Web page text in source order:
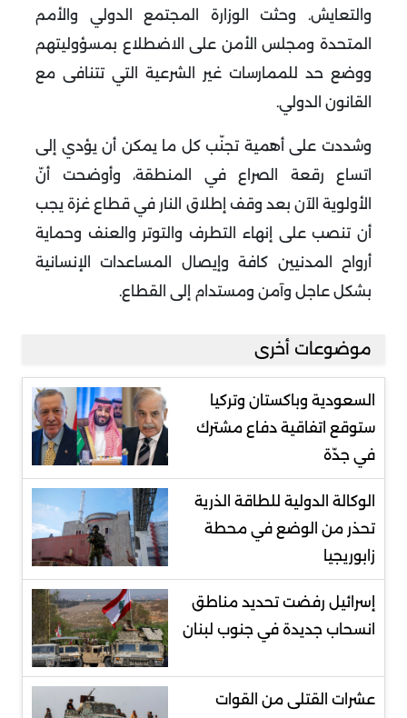
والتعايش.
وحثت الوزارة المجتمع الدولي والأمم
المتحدة ومجلس الأمن على الاضطلاع بمسؤوليتهم
ووضع حد للممارسات غير الشرعية التي تتنافى مع
القانون الدولي.
وشددت على أهمية تجنّب كل ما يمكن أن يؤدي إلى
اتساع رقعة الصراع في المنطقة، وأوضحت أنّ
الأولوية الآن بعد وقف إطلاق النار في قطاع غزة يجب
أن تنصب على إنهاء التطرف والتوتر والعنف وحماية
أرواح المدنيين كافة وإيصال المساعدات الإنسانية
بشكل عاجل وآمن ومستدام إلى القطاع.
موضوعات أخرى
السعودية وباكستان وتركيا
ستوقع اتفاقية دفاع مشترك
في جدّة
الوكالة الدولية للطاقة الذرية
تحذر من الوضع في محطة
زابوريجيا
إسرائيل رفضت تحديد مناطق
انسحاب جديدة في جنوب لبنان
عشرات القتلى من القوات